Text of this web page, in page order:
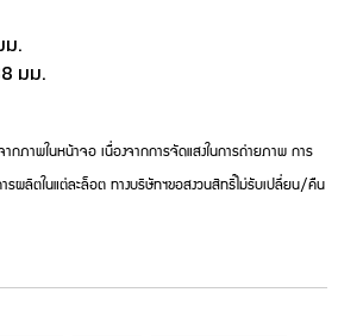
.
มม.
ากภาพในหน้าจอ เนื่องจากการจัดแสงในการถ่ายภาพ การ
ารผลิตในแต่ละล็อต ทางบริษัทฯขอสงวนสิทธิ์ไม่รับเปลี่ยน/คืน